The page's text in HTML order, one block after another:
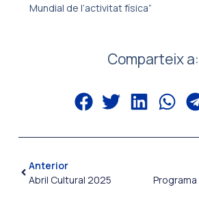
Mundial de l’activitat física”
Comparteix a:
Anterior
Abril Cultural 2025